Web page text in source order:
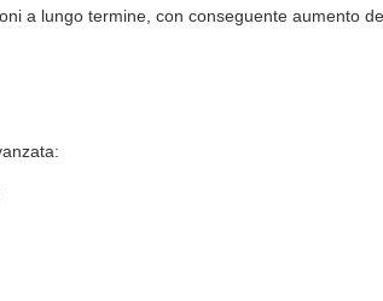
a lungo termine, con conseguente aumento